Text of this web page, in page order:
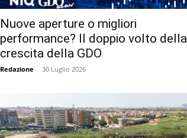
Nuove aperture o migliori
performance? Il doppio volto della
crescita della GDO
Redazione - 30 Luglio 2026